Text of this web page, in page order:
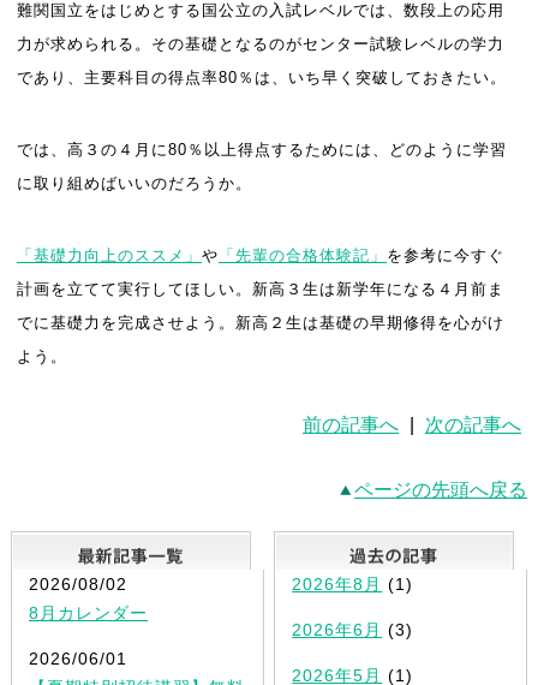
難関国立をはじめとする国公立の入試レベルでは、数段上の応用
力が求められる。その基礎となるのがセンター試験レベルの学力
であり、主要科目の得点率80％は、いち早く突破しておきたい。
では、高３の４月に80％以上得点するためには、どのように学習
に取り組めばいいのだろうか。
「基礎力向上のススメ」 や 「先輩の合格体験記」 を参考に今すぐ
計画を立てて実行してほしい。新高３生は新学年になる４月前ま
でに基礎力を完成させよう。新高２生は基礎の早期修得を心がけ
よう。
前の記事へ 次の記事へ
ページの先頭へ戻る
最新記事一覧
2026/08/02
8月カレンダー
2026/06/01
2026年8月 (1)
2026年6月 (3)
2026年5月 (1)